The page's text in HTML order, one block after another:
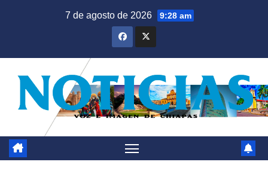
7 de agosto de 2026 9:28 am